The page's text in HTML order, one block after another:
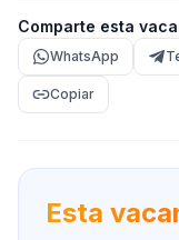
Comparte esta
WhatsApp
Copiar
Esta